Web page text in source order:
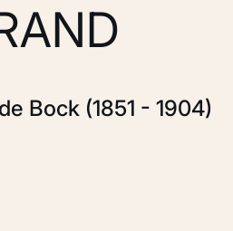
Bock (1851 - 1904)